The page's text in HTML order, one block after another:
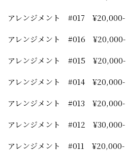
アレンジメント #017 ¥20,000-
アレンジメント #016 ¥20,000-
アレンジメント #015 ¥20,000-
アレンジメント #014 ¥20,000-
アレンジメント #013 ¥20,000-
アレンジメント #012 ¥30,000-
アレンジメント #011 ¥20,000-